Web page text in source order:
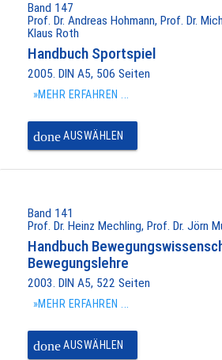
Band 147
Prof. Dr. Andreas Hohmann, Prof. Dr.
Klaus Roth
Handbuch Sportspiel
2005. DIN A5, 506 Seiten
»MEHR ERFAHREN ...
doneAUSWÄHLEN
Band 141
Prof. Dr. Heinz Mechling, Prof. Dr. Jörn
Handbuch
Bewegungslehre
2003. DIN A5, 522 Seiten
»MEHR ERFAHREN ...
doneAUSWÄHLEN